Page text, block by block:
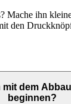
Mache ihn
den
mit dem
beginnen?